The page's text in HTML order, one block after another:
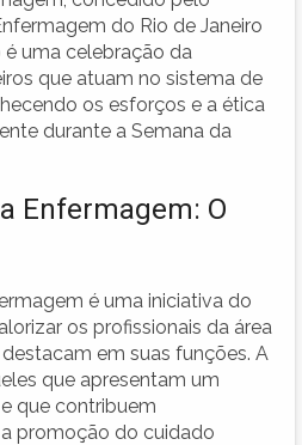
do Rio de Janeiro
é uma celebração da
que atuam no sistema de
os esforços e a ética
durante a Semana da
Enfermagem: O
é uma iniciativa do
os profissionais da área
em suas funções. A
que apresentam um
que contribuem
promoção do cuidado